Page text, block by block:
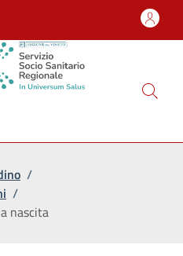
/
/
nascita